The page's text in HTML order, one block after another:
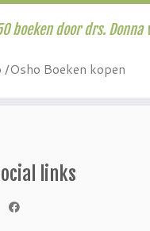
boeken door drs. Donna
Osho Boeken kopen
links